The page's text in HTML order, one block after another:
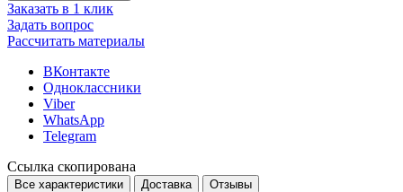
Заказать в 1 клик
Задать вопрос
Рассчитать материалы
ВКонтакте
Одноклассники
Viber
WhatsApp
Telegram
Ссылка скопирована
Все характеристики Доставка Отзывы